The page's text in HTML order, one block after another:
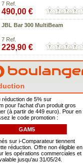
7 Ref.
490,00 €
JBL Bar 300 MultiBeam
7 Ref.
229,90 €
réduction de 5% sur
pour l'achat d'un produit gros
(à partir de 449 euro). Pour en
le code promotion :
GAM5
sur i-Comparateur tiennent
réduction. Offre non éligible en
les opérations commerciales et
jusqu'au 31/05/24.